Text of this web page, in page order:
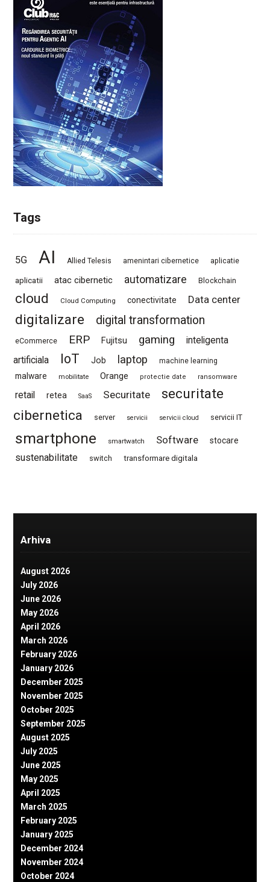
Tags
5G AI Allied Telesis amenintari cibernetice aplicatie
aplicatii atac cibernetic automatizare Blockchain
cloud Cloud Computing conectivitate Data center
digitalizare digital transformation
eCommerce ERP Fujitsu gaming
inteligenta
artificiala
IoT Job laptop machine learning
malware mobilitate Orange protectie date ransomware
retail retea SaaS Securitate
securitate
cibernetica
server servicii servicii cloud servicii IT
smartphone smartwatch Software stocare
sustenabilitate switch transformare digitala
Arhiva
August 2026
July 2026
June 2026
May 2026
April 2026
March 2026
February 2026
January 2026
December 2025
November 2025
October 2025
September 2025
August 2025
July 2025
June 2025
May 2025
April 2025
March 2025
February 2025
January 2025
December 2024
November 2024
October 2024